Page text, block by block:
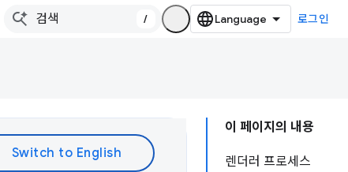
/ 로그인
이 페이지의 내용
렌더러 프로세스